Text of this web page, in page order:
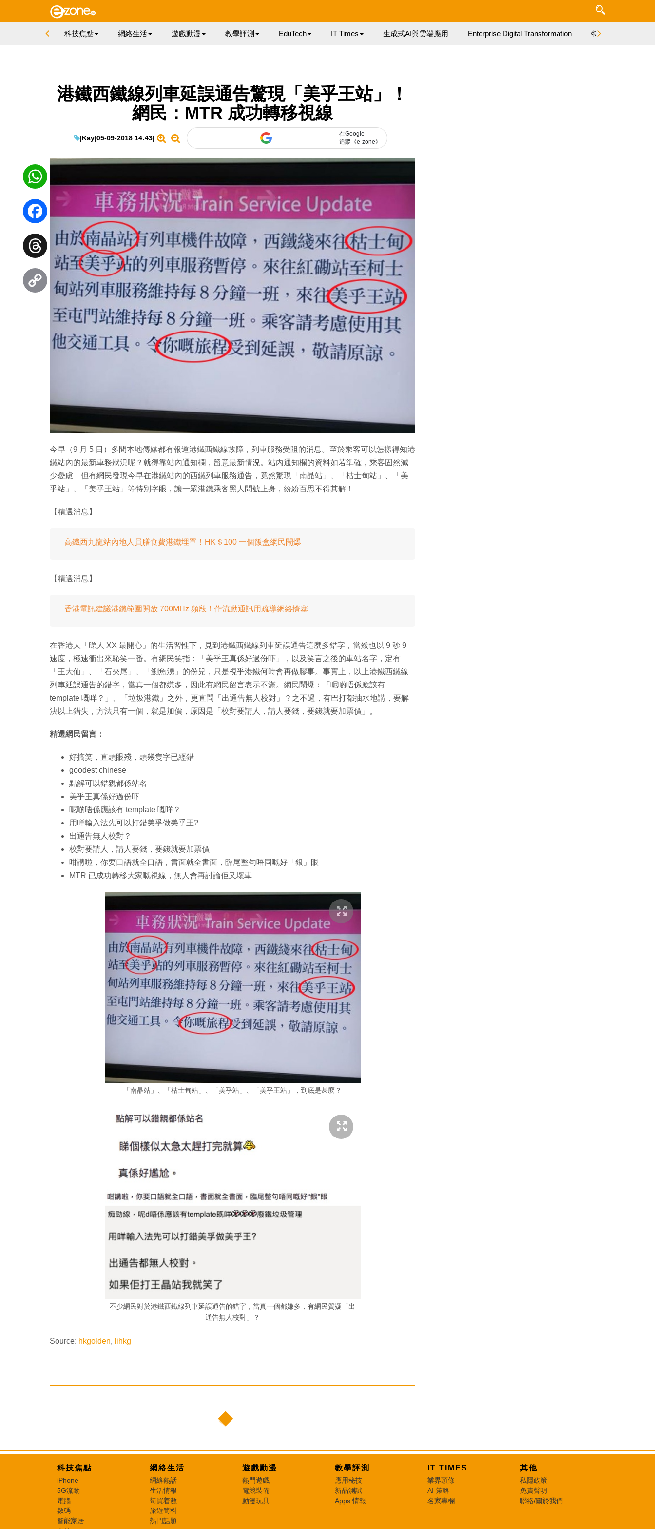
科技焦點 網絡生活 遊戲動漫 教學評測 EduTech IT Times 生成式AI與雲端應用 Enterprise Digital Transformation 特集
港鐵西鐵線列車延誤通告驚現「美乎王站」！
網民：MTR 成功轉移視線
|Kay|05-09-2018 14:43|
在Google
追蹤《e-zone》
今早（9 月 5 日）多間本地傳媒都有報道港鐵西鐵線故障，列車服務受阻的消息。至於乘客可以怎樣得知港
鐵站內的最新車務狀況呢？就得靠站內通知欄，留意最新情況。站內通知欄的資料如若準確，乘客固然減
少憂慮，但有網民發現今早在港鐵站內的西鐵列車服務通告，竟然驚現「南晶站」、「枯士甸站」、「美
乎站」、「美乎王站」等特別字眼，讓一眾港鐵乘客黑人問號上身，紛紛百思不得其解！
【精選消息】
高鐵西九龍站內地人員膳食費港鐵埋單！HK＄100 一個飯盒網民閙爆
【精選消息】
香港電訊建議港鐵範圍開放 700MHz 頻段！作流動通訊用疏導網絡擠塞
在香港人「睇人 XX 最開心」的生活習性下，見到港鐵西鐵線列車延誤通告這麼多錯字，當然也以 9 秒 9
速度，極速衝出來恥笑一番。有網民笑指：「美乎王真係好過份吓」，以及笑言之後的車站名字，定有
「王大仙」、「石夾尾」、「鰂魚湧」的份兒，只是視乎港鐵何時會再做膠事。事實上，以上港鐵西鐵線
列車延誤通告的錯字，當真一個都嫌多，因此有網民留言表示不滿。網民鬧爆：「呢啲唔係應該有
template 嘅咩？」、「垃圾港鐵」之外，更直問「出通告無人校對」？之不過，有巴打都抽水地講，要解
決以上錯失，方法只有一個，就是加價，原因是「校對要請人，請人要錢，要錢就要加票價」。
精選網民留言：
好搞笑，直頭眼殘，頭幾隻字已經錯
goodest chinese
點解可以錯親都係站名
美乎王真係好過份吓
呢啲唔係應該有 template 嘅咩？
用咩輸入法先可以打錯美孚做美乎王?
出通告無人校對？
校對要請人，請人要錢，要錢就要加票價
咁講啦，你要口語就全口語，書面就全書面，臨尾整句唔同嘅好「銀」眼
MTR 已成功轉移大家嘅視線，無人會再討論佢又壞車
「南晶站」、「枯士甸站」、「美乎站」、「美乎王站」，到底是甚麼？
不少網民對於港鐵西鐵線列車延誤通告的錯字，當真一個都嫌多，有網民質疑「出
通告無人校對」？
Source: hkgolden, lihkg
WhatsApp
Facebook
Threads
Copy
科技焦點
iPhone
5G流動
電腦
數碼
智能家居
網絡生活
網絡熱話
生活情報
筍買着數
旅遊筍料
熱門話題
遊戲動漫
熱門遊戲
電競裝備
動漫玩具
教學評測
應用秘技
新品測試
Apps 情報
IT TIMES
業界頭條
AI 策略
名家專欄
其他
私隱政策
免責聲明
聯絡/關於我們